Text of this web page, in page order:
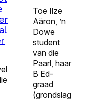
Toe Ilze
Aäron, ’n
Dowe
student
van die
Paarl, haar
B Ed-
graad
(grondslag